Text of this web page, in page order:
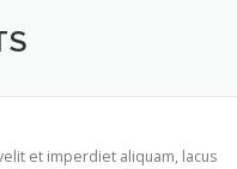
et imperdiet aliquam, lacus